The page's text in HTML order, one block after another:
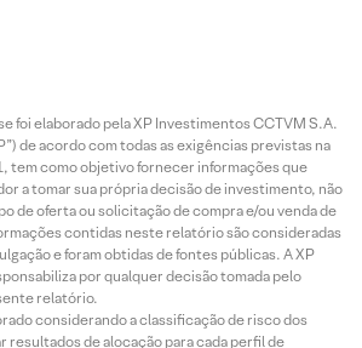
foi elaborado pela XP Investimentos CCTVM S.A.
de acordo com todas as exigências previstas na
tem como objetivo fornecer informações que
a tomar sua própria decisão de investimento, não
de oferta ou solicitação de compra e/ou venda de
contidas neste relatório são consideradas
e foram obtidas de fontes públicas. A XP
por qualquer decisão tomada pelo
relatório.
considerando a classificação de risco dos
resultados de alocação para cada perfil de